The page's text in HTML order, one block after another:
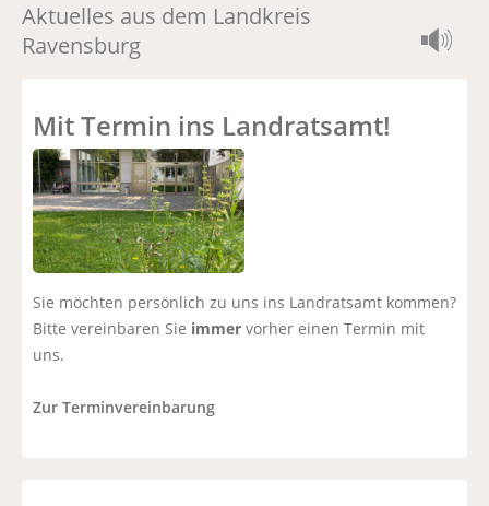
Aktuelles aus dem Landkreis
Ravensburg
Mit Termin ins Landratsamt!
Sie möchten persönlich zu uns ins Landratsamt kommen?
Bitte vereinbaren Sie immer vorher einen Termin mit
uns.
Zur Terminvereinbarung